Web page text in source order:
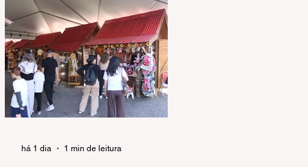
há 1 dia 1 min de leitura